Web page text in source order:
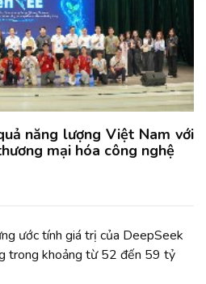
năng lượng Việt Nam với
mại hóa công nghệ